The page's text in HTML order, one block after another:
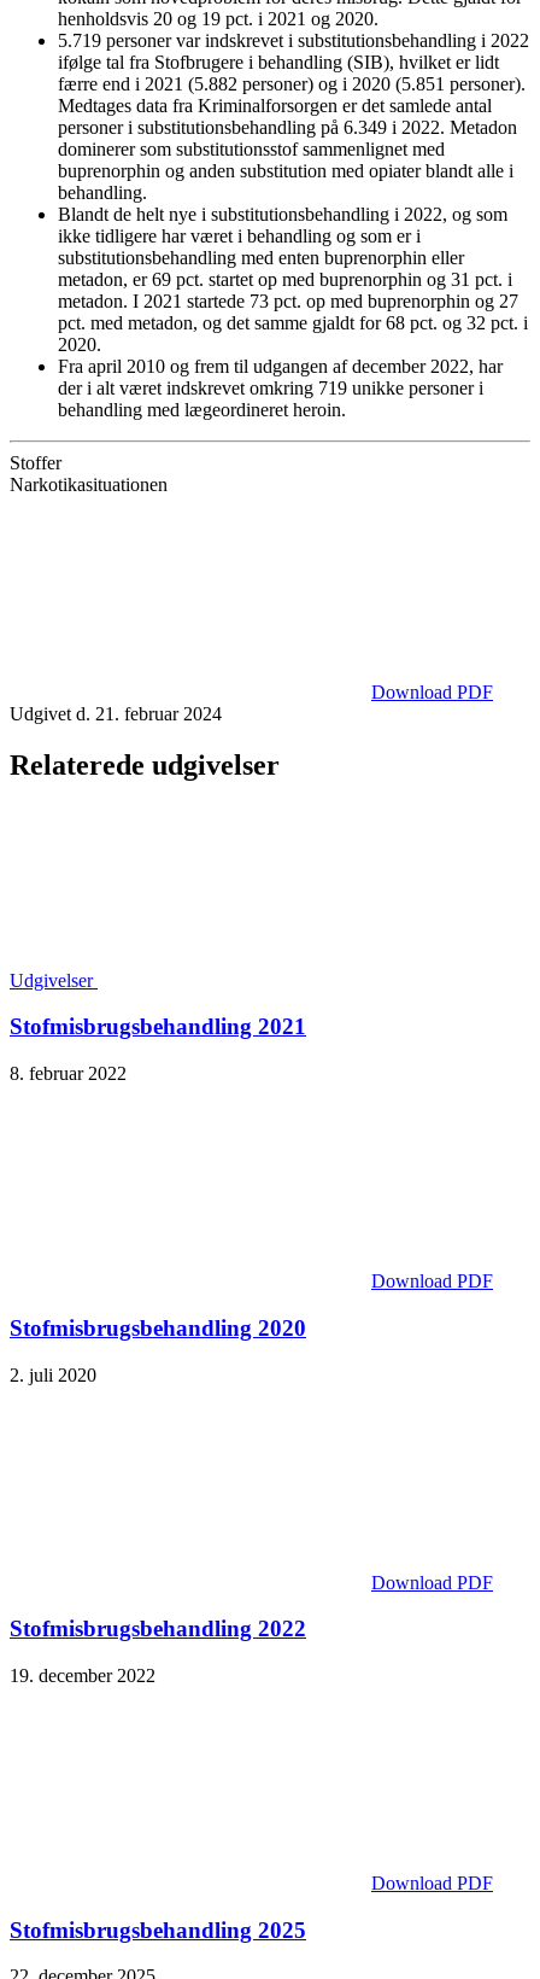
henholdsvis 20 og 19 pct. i 2021 og 2020.
5.719 personer var indskrevet i substitutionsbehandling i 2022
ifølge tal fra Stofbrugere i behandling (SIB), hvilket er lidt
færre end i 2021 (5.882 personer) og i 2020 (5.851 personer).
Medtages data fra Kriminalforsorgen er det samlede antal
personer i substitutionsbehandling på 6.349 i 2022. Metadon
dominerer som substitutionsstof sammenlignet med
buprenorphin og anden substitution med opiater blandt alle i
behandling.
Blandt de helt nye i substitutionsbehandling i 2022, og som
ikke tidligere har været i behandling og som er i
substitutionsbehandling med enten buprenorphin eller
metadon, er 69 pct. startet op med buprenorphin og 31 pct. i
metadon. I 2021 startede 73 pct. op med buprenorphin og 27
pct. med metadon, og det samme gjaldt for 68 pct. og 32 pct. i
2020.
Fra april 2010 og frem til udgangen af december 2022, har
der i alt været indskrevet omkring 719 unikke personer i
behandling med lægeordineret heroin.
Stoffer
Narkotikasituationen
Download PDF
Udgivet d. 21. februar 2024
Relaterede udgivelser
Udgivelser
Stofmisbrugsbehandling 2021
8. februar 2022
Download PDF
Stofmisbrugsbehandling 2020
2. juli 2020
Download PDF
Stofmisbrugsbehandling 2022
19. december 2022
Download PDF
Stofmisbrugsbehandling 2025